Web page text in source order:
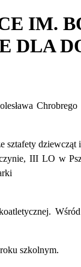
IM.
DLA
III LO w
szkolnym.